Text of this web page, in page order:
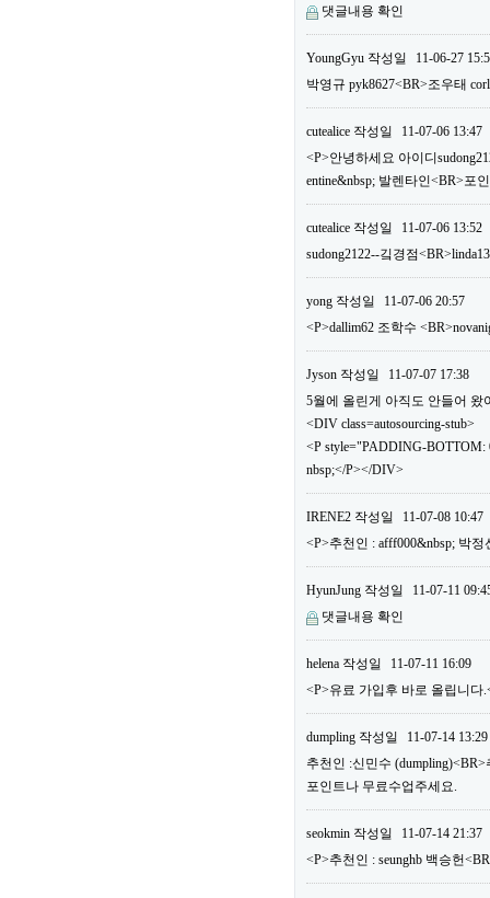
댓글내용 확인
YoungGyu 작성일
11-06-27
박영규 pyk8627<BR>조우태
cutealice 작성일
11-07-06 13:47
<P>안녕하세요 아이디
entine&nbsp; 발렌타인<BR>포
cutealice 작성일
11-07-06 13:52
sudong2122--깈경점
yong 작성일
11-07-06 20:57
<P>dallim62 조학수
Jyson 작성일
11-07-07 17:38
5월에 올린게 아직도 안들어 왔
<DIV class=autosourcing-stub>
<P style="PADDING-
nbsp;</P></DIV>
IRENE2 작성일
11-07-08 10:47
<P>추천인 : afff000&nbsp; 박
HyunJung 작성일
11-07-11
댓글내용 확인
helena 작성일
11-07-11 16:09
<P>유료 가입후 바로 올립니다
dumpling 작성일
11-07-14 13:29
추천인 :신민수
포인트나 무료수업주세요.
seokmin 작성일
11-07-14 21:37
<P>추천인 : seunghb 백승헌